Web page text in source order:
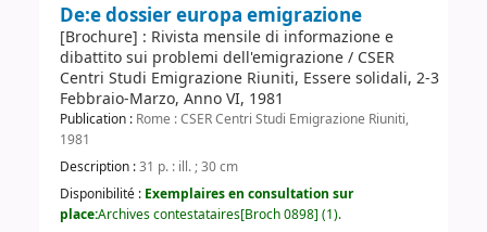
De:e dossier europa emigrazione
[Brochure] : Rivista mensile di informazione e
dibattito sui problemi dell'emigrazione / CSER
Centri Studi Emigrazione Riuniti, Essere solidali, 2-3
Febbraio-Marzo, Anno VI, 1981
Publication : Rome : CSER Centri Studi Emigrazione Riuniti,
1981
Description :31 p. : ill. ; 30 cm
Disponibilité : Exemplaires en consultation sur
place:Archives contestataires[Broch 0898] (1).